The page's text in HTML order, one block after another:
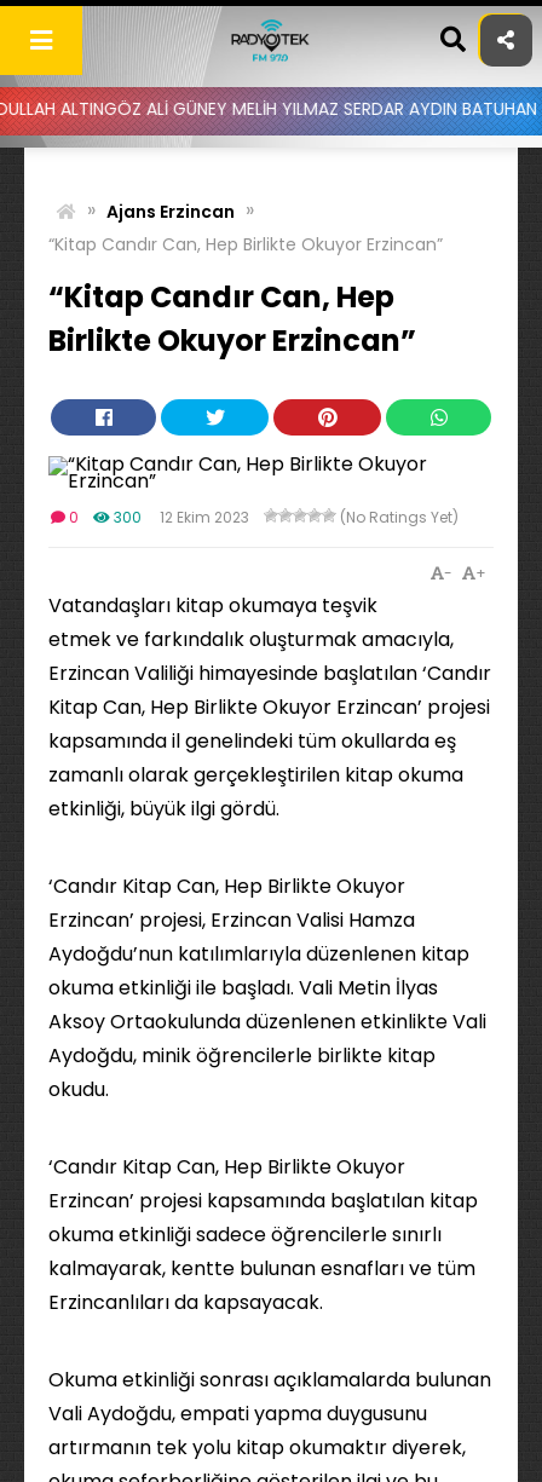
Skip
content
ALİ GÜNEY MELİH YILMAZ SERDAR AYDIN BATUHAN ALTINTAŞ
» Ajans Erzincan »
“Kitap Candır Can, Hep Birlikte Okuyor Erzincan”
“Kitap Candır Can, Hep
Birlikte Okuyor Erzincan”
0 300 12 Ekim 2023 (No Ratings Yet)
+
-
Vatandaşları kitap okumaya teşvik
etmek ve farkındalık oluşturmak amacıyla,
Erzincan Valiliği himayesinde başlatılan ‘Candır
Kitap Can, Hep Birlikte Okuyor Erzincan’ projesi
kapsamında il genelindeki tüm okullarda eş
zamanlı olarak gerçekleştirilen kitap okuma
etkinliği, büyük ilgi gördü.
‘Candır Kitap Can, Hep Birlikte Okuyor
Erzincan’ projesi, Erzincan Valisi Hamza
Aydoğdu’nun katılımlarıyla düzenlenen kitap
okuma etkinliği ile başladı. Vali Metin İlyas
Aksoy Ortaokulunda düzenlenen etkinlikte Vali
Aydoğdu, minik öğrencilerle birlikte kitap
okudu.
‘Candır Kitap Can, Hep Birlikte Okuyor
Erzincan’ projesi kapsamında başlatılan kitap
okuma etkinliği sadece öğrencilerle sınırlı
kalmayarak, kentte bulunan esnafları ve tüm
Erzincanlıları da kapsayacak.
Okuma etkinliği sonrası açıklamalarda bulunan
Vali Aydoğdu, empati yapma duygusunu
artırmanın tek yolu kitap okumaktır diyerek,